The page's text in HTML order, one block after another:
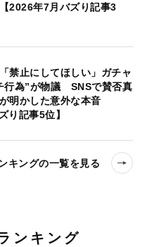
2026年7月バズり記事3
禁止にしてほしい」ガチャ
行為”が物議 SNSで賛否真
明かした意外な本音
り記事5位】
キングの一覧を見る
ンキング